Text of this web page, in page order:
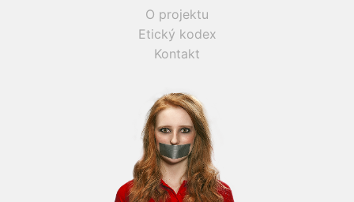
O projektu
Etický kodex
Kontakt